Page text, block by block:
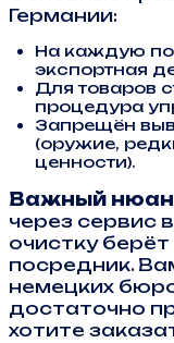
Германии:
На каждую
экспортная
Для товаров
процедура
Запрещён
(оружие,
ценности).
Важный
через сервис
очистку
посредник.
немецких
достаточно
хотите